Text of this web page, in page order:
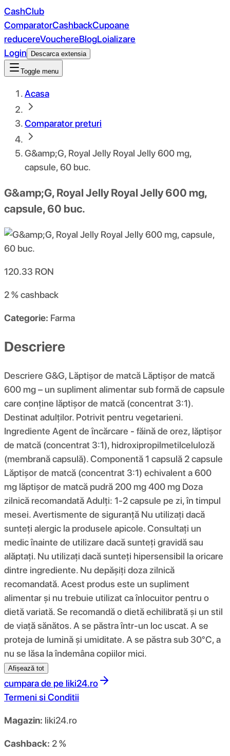
CashClub
ComparatorCashbackCupoane
reducereVouchereBlogLoializare
Login
Descarca extensia
Toggle menu
Acasa
Comparator preturi
G&amp;G, Royal Jelly Royal Jelly 600 mg,
capsule, 60 buc.
G&amp;G, Royal Jelly Royal Jelly 600 mg,
capsule, 60 buc.
120.33 RON
2 %cashback
Categorie: Farma
Descriere
Descriere G&G, Lăptișor de matcă Lăptișor de matcă
600 mg – un supliment alimentar sub formă de capsule
care conține lăptișor de matcă (concentrat 3:1).
Destinat adulților. Potrivit pentru vegetarieni.
Ingrediente Agent de încărcare - făină de orez, lăptișor
de matcă (concentrat 3:1), hidroxipropilmetilceluloză
(membrană capsulă). Componentă 1 capsulă 2 capsule
Lăptișor de matcă (concentrat 3:1) echivalent a 600
mg lăptișor de matcă pudră 200 mg 400 mg Doza
zilnică recomandată Adulți: 1-2 capsule pe zi, în timpul
mesei. Avertismente de siguranță Nu utilizați dacă
sunteți alergic la produsele apicole. Consultați un
medic înainte de utilizare dacă sunteți gravidă sau
alăptați. Nu utilizați dacă sunteți hipersensibil la oricare
dintre ingrediente. Nu depășiți doza zilnică
recomandată. Acest produs este un supliment
alimentar și nu trebuie utilizat ca înlocuitor pentru o
dietă variată. Se recomandă o dietă echilibrată și un stil
de viață sănătos. A se păstra într-un loc uscat. A se
proteja de lumină și umiditate. A se păstra sub 30°C, a
nu se lăsa la îndemâna copiilor mici.
Afișează tot
cumpara de pe liki24.ro
Termeni si Conditii
Magazin: liki24.ro
Cashback: 2 %